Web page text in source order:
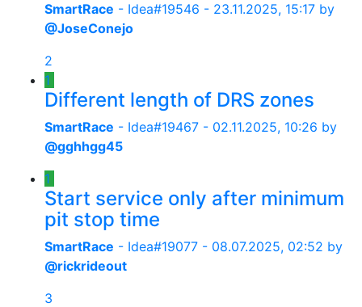
SmartRace - Idea#19546 - 23.11.2025, 15:17 by
@JoseConejo
2
1
Different length of DRS zones
SmartRace - Idea#19467 - 02.11.2025, 10:26 by
@gghhgg45
1
Start service only after minimum
pit stop time
SmartRace - Idea#19077 - 08.07.2025, 02:52 by
@rickrideout
3